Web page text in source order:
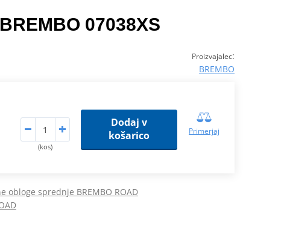
07038XS
Proizvajalec:
BREMBO
(kos)
Dodaj v
košarico
Primerjaj
obloge sprednje BREMBO ROAD